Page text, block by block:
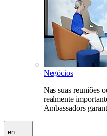
Negócios
Nas suas reuniões
realmente
Ambassadors
en